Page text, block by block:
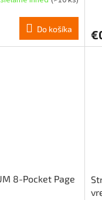
Do košíka
8-Pocket Page